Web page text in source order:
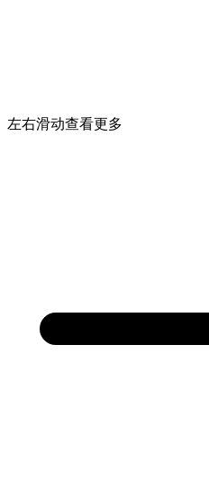
左右滑动查看更多